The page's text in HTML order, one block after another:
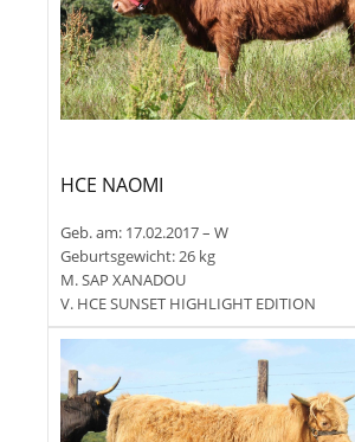
HCE NAOMI
Geb. am: 17.02.2017 – W
Geburtsgewicht: 26 kg
M. SAP XANADOU
V. HCE SUNSET HIGHLIGHT EDITION